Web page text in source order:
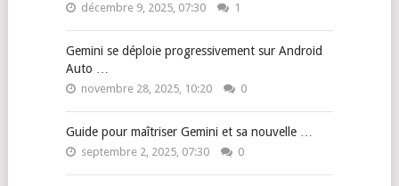
décembre 9, 2025, 07:30 1
Gemini se déploie progressivement sur Android
Auto …
novembre 28, 2025, 10:20 0
Guide pour maîtriser Gemini et sa nouvelle …
septembre 2, 2025, 07:30 0